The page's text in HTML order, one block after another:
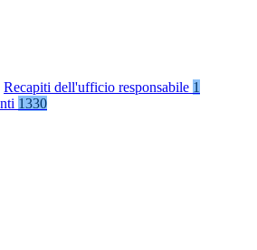
Recapiti dell'ufficio responsabile 1
1330